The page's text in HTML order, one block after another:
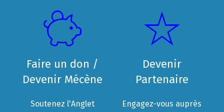
Faire un don /
Devenir Mécène
Soutenez l'Anglet
Devenir
Partenaire
Engagez-vous auprès